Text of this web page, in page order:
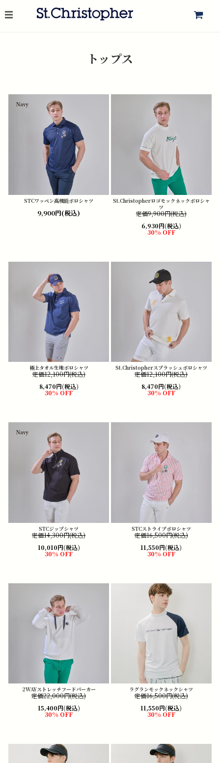
トップス
STCワッペン高機能ポロシャツ
9,900円(税込)
St.Christopherロゴモックネックポロシャ
ツ
定価9,900円(税込)
6,930円(税込)
30% OFF
極上タオル生地ポロシャツ
定価12,100円(税込)
8,470円(税込)
30% OFF
St.Christopherスプラッシュポロシャツ
定価12,100円(税込)
8,470円(税込)
30% OFF
STCジップシャツ
定価14,300円(税込)
10,010円(税込)
30% OFF
STCストライプポロシャツ
定価16,500円(税込)
11,550円(税込)
30% OFF
2WAYストレッチフードパーカー
定価22,000円(税込)
15,400円(税込)
30% OFF
ラグランモックネックシャツ
定価16,500円(税込)
11,550円(税込)
30% OFF